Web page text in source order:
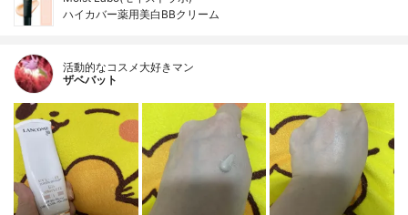
ハイカバー薬用美白BBクリーム
活動的なコスメ大好きマン
ザベバット